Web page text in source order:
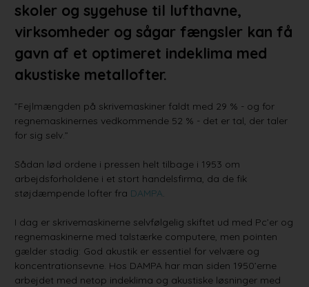
skoler og sygehuse til lufthavne,
virksomheder og sågar fængsler kan få
gavn af et optimeret indeklima med
akustiske metallofter.
”Fejlmængden på skrivemaskiner faldt med 29 % - og for
regnemaskinernes vedkommende 52 % - det er tal, der taler
for sig selv.”
Sådan lød ordene i pressen helt tilbage i 1953 om
arbejdsforholdene i et stort handelsfirma, da de fik
støjdæmpende lofter fra DAMPA.
I dag er skrivemaskinerne selvfølgelig skiftet ud med Pc’er og
regnemaskinerne med talstærke computere, men pointen
gælder stadig: God akustik er essentiel for velvære og
koncentrationsevne. Hos DAMPA har man siden 1950’erne
arbejdet med netop indeklima og akustiske løsninger med